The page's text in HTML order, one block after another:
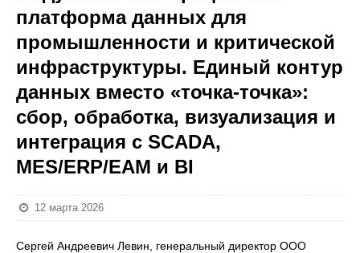
платформа данных для
промышленности и критической
инфраструктуры. Единый контур
данных вместо «точка-точка»:
сбор, обработка, визуализация и
интеграция с SCADA,
MES/ERP/EAM и BI
12 марта 2026
Сергей Андреевич Левин, генеральный директор ООО